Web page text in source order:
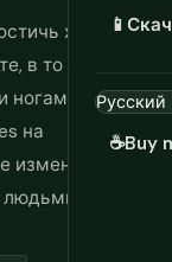
📱
☕Buy
хребта,
в то время
ногами. Через
на
изменилась с